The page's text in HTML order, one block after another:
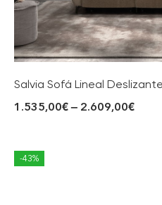
Salvia Sofá Lineal
1.535,00€– 2.609,00€
-43%